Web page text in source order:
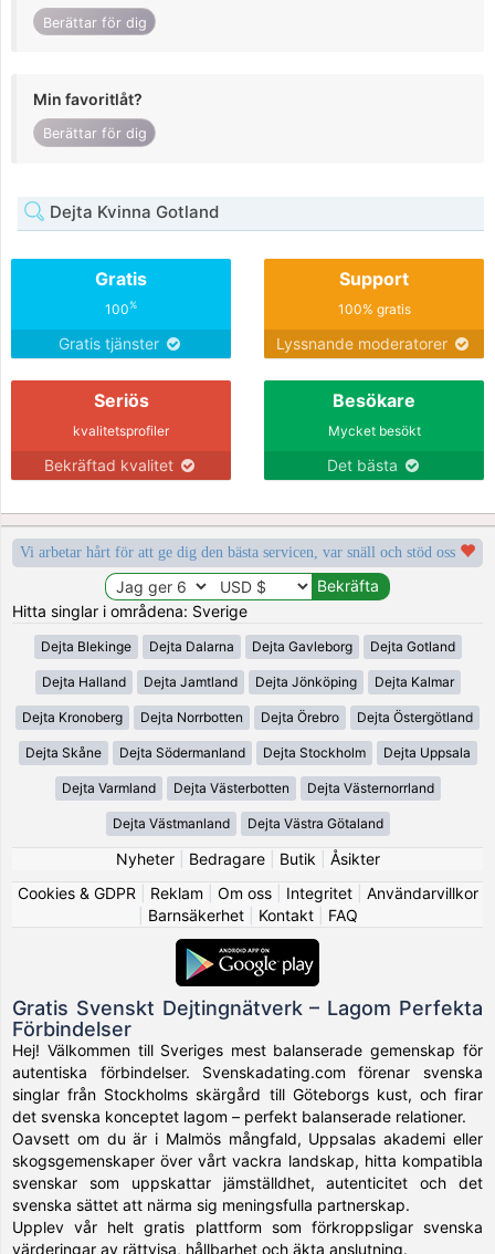
Berättar för dig
Min favoritlåt?
Berättar för dig
Dejta Kvinna Gotland
Gratis
100%
Gratis tjänster
Support
100% gratis
Lyssnande moderatorer
Seriös
kvalitetsprofiler
Bekräftad kvalitet
Besökare
Mycket besökt
Det bästa
Vi arbetar hårt för att ge dig den bästa servicen, var snäll och stöd oss
Hitta singlar i områdena: Sverige
Dejta Blekinge Dejta Dalarna Dejta Gavleborg Dejta Gotland
Dejta Halland Dejta Jamtland Dejta Jönköping Dejta Kalmar
Dejta Kronoberg Dejta Norrbotten Dejta Örebro Dejta Östergötland
Dejta Skåne Dejta Södermanland Dejta Stockholm Dejta Uppsala
Dejta Varmland Dejta Västerbotten Dejta Västernorrland
Dejta Västmanland Dejta Västra Götaland
Nyheter| Bedragare| Butik
Åsikter
Cookies & GDPR
Reklam Om oss| Integritet| Användarvillkor
Barnsäkerhet| Kontakt| FAQ
Gratis Svenskt Dejtingnätverk – Lagom Perfekta
Förbindelser
Hej! Välkommen till Sveriges mest balanserade gemenskap för
autentiska förbindelser. Svenskadating.com förenar svenska
singlar från Stockholms skärgård till Göteborgs kust, och firar
det svenska konceptet lagom – perfekt balanserade relationer.
Oavsett om du är i Malmös mångfald, Uppsalas akademi eller
skogsgemenskaper över vårt vackra landskap, hitta kompatibla
svenskar som uppskattar jämställdhet, autenticitet och det
svenska sättet att närma sig meningsfulla partnerskap.
Upplev vår helt gratis plattform som förkroppsligar svenska
värderingar av rättvisa, hållbarhet och äkta anslutning.